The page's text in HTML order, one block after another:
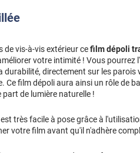
à poser
couvrir les panneaux vitres
quelques minutes. Je regrette juste
jours
A voir avec le temps si cela
de vis-à-vis extérieur cefilm dépoli
votre intimité ! Vous pourrez
durabilité, directement sur les parois
Ce film dépoli aura ainsi un rôle de
de lumière naturelle !
très facile à pose grâce à
votre film avant qu'il n'adhère